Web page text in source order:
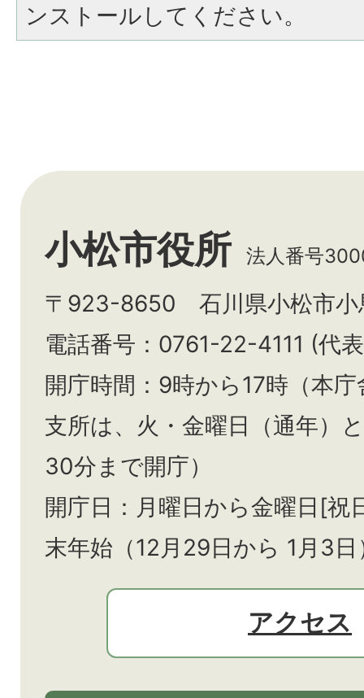
ンストールしてください。
小松市役所 法人番号
〒923-8650 石川県小松市小
電話番号：0761-22-4111 (代
開庁時間：9時から17時（本
支所は、火・金曜日（通年）と
30分まで開庁）
開庁日：月曜日から金曜日[祝
末年始（12月29日から 1月3
アクセス